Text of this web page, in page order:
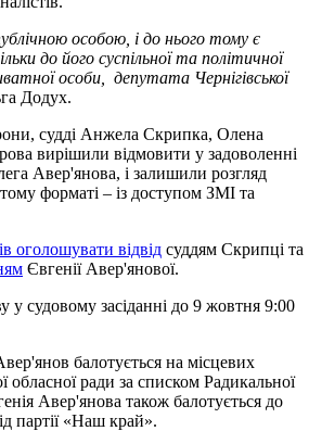
особою, і до нього тому є
до його суспільної та політичної
особи, депутата Чернігівської
Додух.
судді Анжела Скрипка, Олена
вирішили відмовити у задоволенні
Авер'янова, і залишили розгляд
форматі – із доступом ЗМІ та
оголошувати відвід суддям Скрипці та
Євгенії Авер'янової.
у судовому засіданні до 9 жовтня 9:00
балотується на місцевих
обласної ради за списком Радикальної
Авер'янова також балотується до
партії «Наш край».